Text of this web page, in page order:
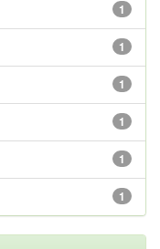
1
1
1
1
1
1